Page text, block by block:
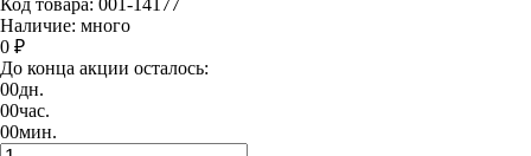
Наличие: много
0 ₽
До конца акции осталось:
00дн.
00час.
00мин.